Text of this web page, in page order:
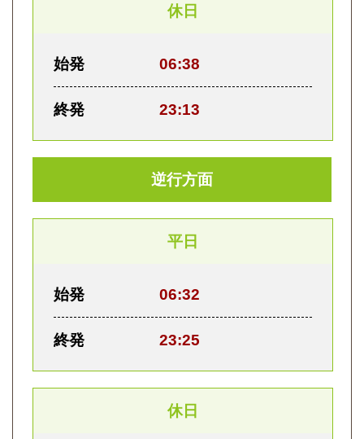
休日
始発 06:38
終発 23:13
逆行方面
平日
始発 06:32
終発 23:25
休日